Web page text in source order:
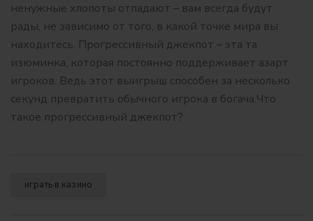
ненужные хлопоты отпадают – вам всегда будут
рады, не зависимо от того, в какой точке мира вы
находитесь. Прогрессивный джекпот – эта та
изюминка, которая постоянно поддерживает азарт
игроков. Ведь этот выигрыш способен за несколько
секунд превратить обычного игрока в богача.Что
такое прогрессивный джекпот?
играть в казино